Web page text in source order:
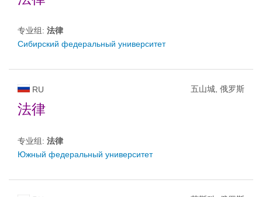
专业组: 法律
Сибирский федеральный университет
RU 五山城, 俄罗斯
法律
专业组: 法律
Южный федеральный университет